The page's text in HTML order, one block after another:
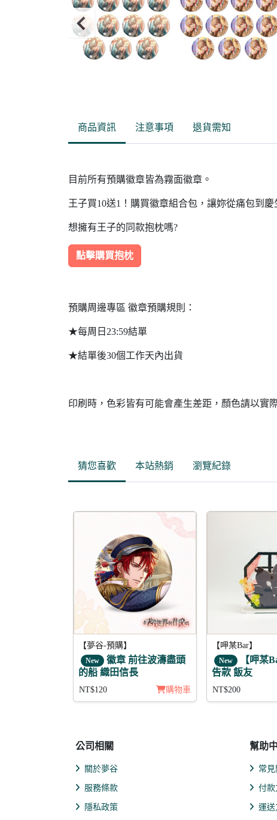
商品資訊 注意事項 退貨需知
目前所有預購徽章皆為霧面徽章。
王子買10送1！購買徽章組合包，讓妳從痛包到慶
想擁有王子的同款抱枕嗎?
點擊購買抱枕
預購周邊專區 徽章預購規則：
★每周日23:59結單
★結單後30個工作天內出貨
印刷時，色彩皆有可能會產生差距，顏色請以實
猜您喜歡 本站熱銷 瀏覽紀錄
【夢谷-預購】
New 徽章 前往波濤盡頭
的船 織田信長
NT$120 購物車
【呷某Bar】
New 【呷某
告款 飯友
NT$200
公司相關
關於夢谷
服務條款
隱私政策
幫助
常見
付款
運送